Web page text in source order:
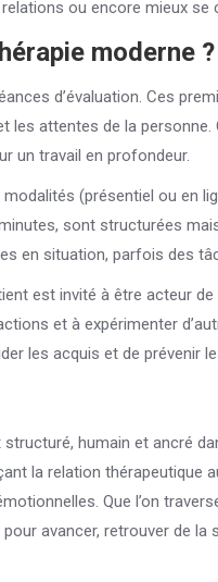
ou encore mieux se
moderne ?
d’évaluation. Ces
attentes de la personne.
un travail en profondeur.
(présentiel ou en
sont structurées
en situation, parfois des
est invité à être acteur
et à expérimenter
les acquis et de prévenir
humain et ancré
la relation thérapeutique
Que l’on
avancer, retrouver de la